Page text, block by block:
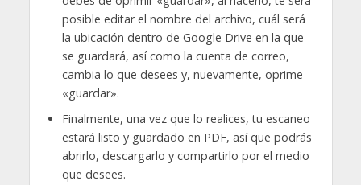
posible editar el nombre del archivo, cuál será
la ubicación dentro de Google Drive en la que
se guardará, así como la cuenta de correo,
cambia lo que desees y, nuevamente, oprime
«guardar».
Finalmente, una vez que lo realices, tu escaneo
estará listo y guardado en PDF, así que podrás
abrirlo, descargarlo y compartirlo por el medio
que desees.